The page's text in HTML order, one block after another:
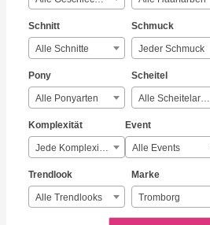
Schnitt
Alle Schnitte
Schmuck
Jeder Schmuck
Pony
Alle Ponyarten
Scheitel
Alle Scheitelarten
Komplexität
Jede Komplexität
Event
Alle Events
Trendlook
Alle Trendlooks
Marke
Tromborg